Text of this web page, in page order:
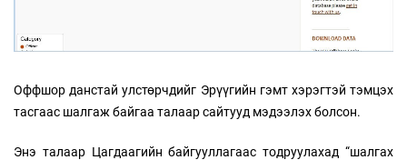
Оффшор данстай улстөрчдийг Эрүүгийн гэмт хэрэгтэй тэмцэх
тасгаас шалгаж байгаа талаар сайтууд мэдээлэх болсон.
Энэ талаар Цагдаагийн байгууллагаас тодруулахад “шалгах